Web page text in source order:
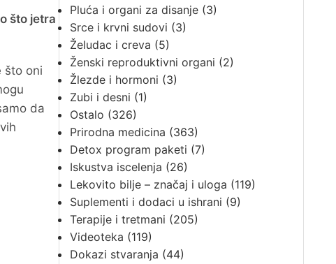
Pluća i organi za disanje(3)
Srce i krvni sudovi (3)
Želudac i creva (5)
Ženski reproduktivni organi (2)
Žlezde i hormoni (3)
Zubi i desni (1)
Ostalo (326)
Prirodna medicina (363)
Detox program paketi (7)
Iskustva iscelenja (26)
Lekovito bilje – značaj i uloga (119)
Suplementi i dodaci u ishrani (9)
Terapije i tretmani (205)
Videoteka (119)
Dokazi stvaranja (44)
što jetra
što oni
da